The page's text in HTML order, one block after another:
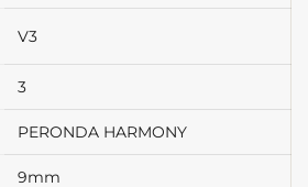
V3
3
PERONDA HARMONY
9mm